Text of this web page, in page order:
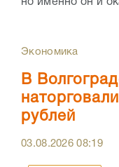
Экономика
В
рублей
03.08.202608:19